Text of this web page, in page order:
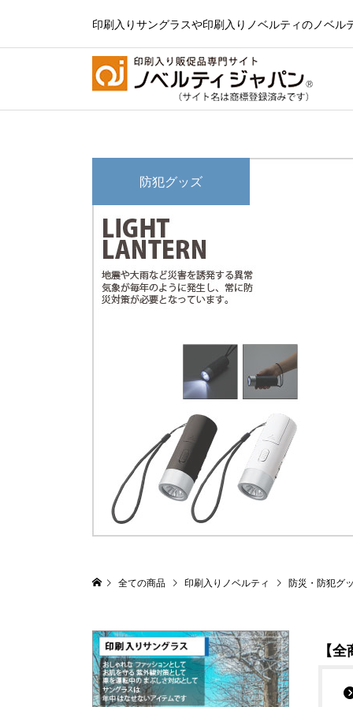
印刷入りサングラスや印刷入りノベルティのノベル
防犯グッズ
全ての商品 印刷入りノベルティ 防災・防犯グ
【